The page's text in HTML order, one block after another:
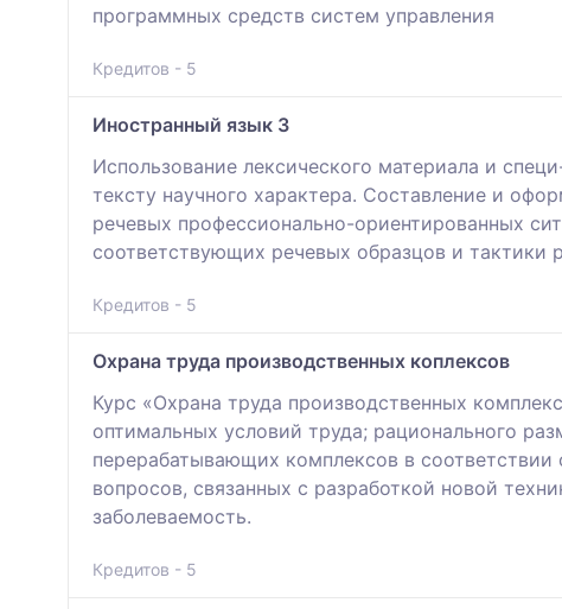
программных средств систем управления
Кредитов - 5
Иностранный язык 3
Использование лексического материала и
тексту научного характера. Составление и
речевых профессионально-ориентированных
соответствующих речевых образцов и тактики
Кредитов - 5
Охрана труда производственных коплексов
Курс «Охрана труда производственных
оптимальных условий труда; рационального
перерабатывающих комплексов в
вопросов, связанных с разработкой новой
заболеваемость.
Кредитов - 5